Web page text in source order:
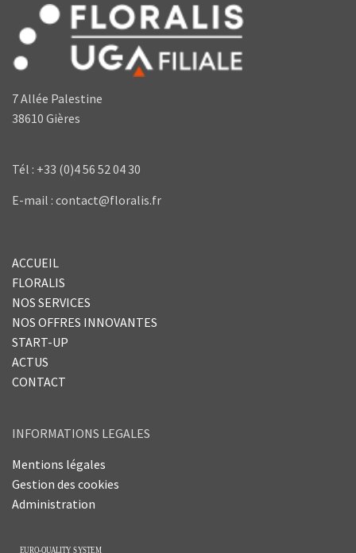
7 Allée Palestine
38610 Gières
Tél : +33 (0)4 56 52 04 30
E-mail : contact@floralis.fr
ACCUEIL
FLORALIS
NOS SERVICES
NOS OFFRES INNOVANTES
START-UP
ACTUS
CONTACT
INFORMATIONS LEGALES
Mentions légales
Gestion des cookies
Administration